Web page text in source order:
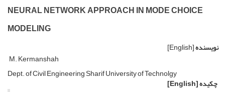
NEURAL NETWORK APPROACH IN MODE CHOICE
MODELING
نویسنده[English]
M. Kermanshah
Dept. of Civil Engineering Sharif University of Technolgy
چکیده[English]